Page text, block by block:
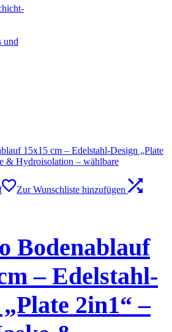
und
Zur Wunschliste hinzufügen
Bodenablauf
– Edelstahl-
2in1“ –